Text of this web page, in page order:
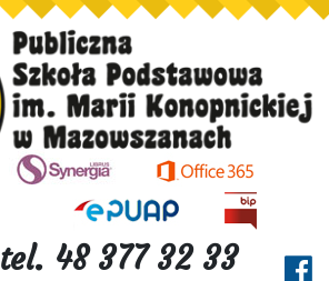
tel. 48 377 32 33